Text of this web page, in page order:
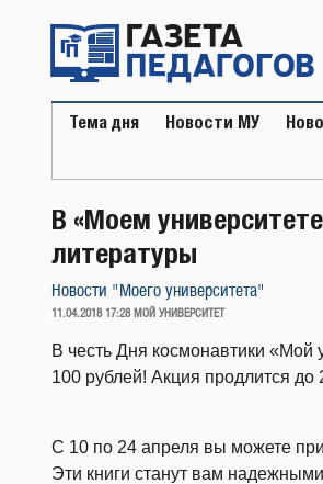
содержимому
Тема дня Новости МУ
В «Моем
литературы
Новости "Моего университета"
ОПУБЛИКОВАНО
11.04.2018 17:28 МОЙ УНИВЕРСИТЕТ
В честь Дня космонавтики «Мой
100 рублей! Акция продлится до
С 10 по 24 апреля вы можете
Эти книги станут вам